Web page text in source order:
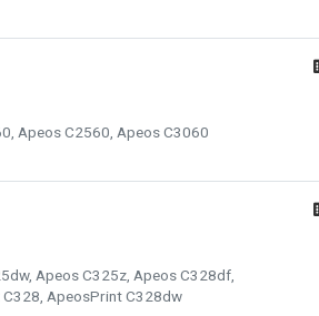
Apeos C2560, Apeos C3060
Apeos C325z, Apeos C328df,
ApeosPrint C328dw